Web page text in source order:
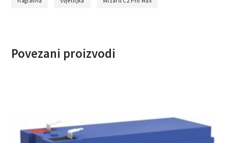
Povezani proizvodi